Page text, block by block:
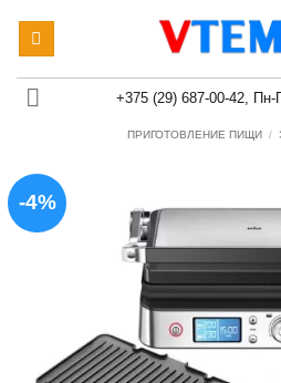
+375 (29) 687-00-42, Пн-
ПРИГОТОВЛЕНИЕ ПИЩИ /
-4%